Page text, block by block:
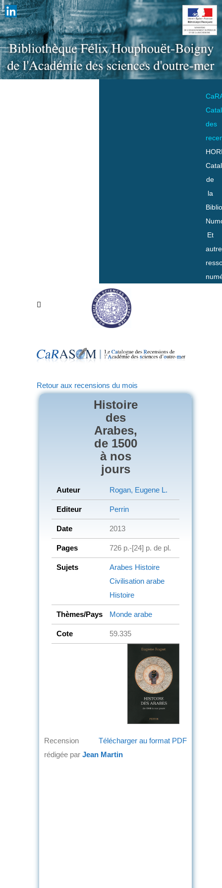
des
de
la
Et
Retour aux recensions du mois
Histoire
des
Arabes,
de 1500
à nos
jours
Auteur Rogan, Eugene L.
Editeur Perrin
Date 2013
Pages 726 p.-[24] p. de pl.
Sujets Arabes Histoire
Civilisation arabe
Histoire
Thèmes/Pays Monde arabe
Cote 59.335
Télécharger au format PDF
Recension
rédigée par Jean Martin